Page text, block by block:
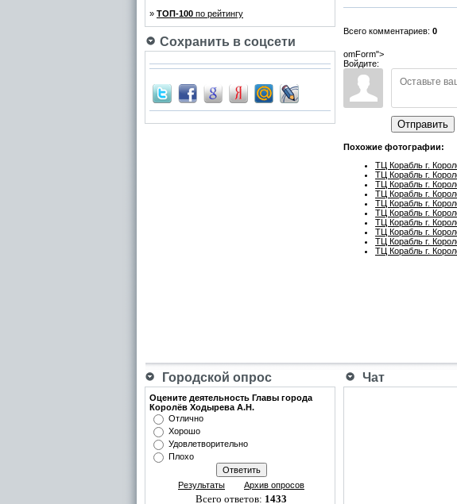
» ТОП-100 по рейтингу
Сохранить в соцсети
Всего комментариев: 0
omForm">
Войдите:
Отправить
Похожие фотографии:
ТЦ Корабль г.
ТЦ Корабль г.
ТЦ Корабль г.
ТЦ Корабль г.
ТЦ Корабль г.
ТЦ Корабль г.
ТЦ Корабль г.
ТЦ Корабль г.
ТЦ Корабль г.
ТЦ Корабль г.
Городской опрос Чат
Оцените деятельность Главы города
Королёв Ходырева А.Н.
Отлично
Хорошо
Удовлетворительно
Плохо
Результаты Архив опросов
Всего ответов: 1433